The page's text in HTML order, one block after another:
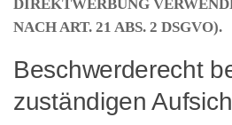
DIREKTWERBUNG
NACH ART. 21 ABS. 2 DSGVO).
Beschwerderecht
zuständigen